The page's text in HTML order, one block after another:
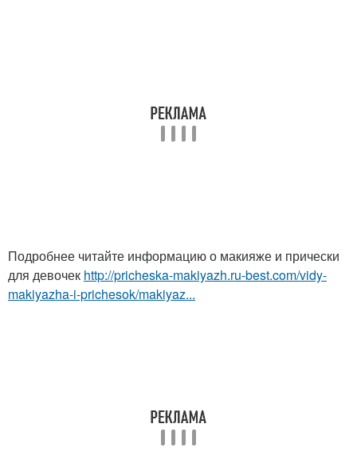
Подробнее читайте информацию о макияже и прически
для девочек http://pricheska-makiyazh.ru-best.com/vidy-
makiyazha-i-prichesok/makiyaz...